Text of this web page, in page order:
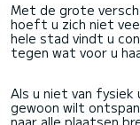
Met de grote
hoeft u zich niet
hele stad vindt u
tegen wat voor u
Als u niet van
gewoon wilt